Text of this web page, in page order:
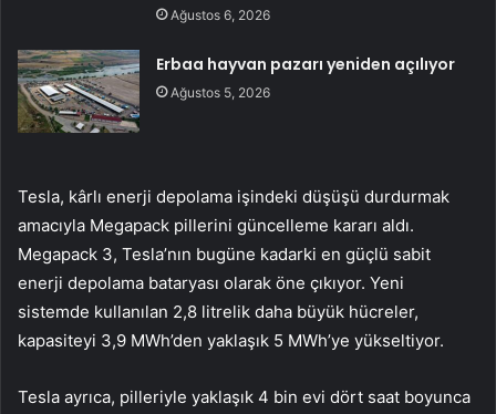
Ağustos 6, 2026
Erbaa hayvan pazarı yeniden açılıyor
Ağustos 5, 2026
Tesla, kârlı enerji depolama işindeki düşüşü durdurmak
amacıyla Megapack pillerini güncelleme kararı aldı.
Megapack 3, Tesla’nın bugüne kadarki en güçlü sabit
enerji depolama bataryası olarak öne çıkıyor. Yeni
sistemde kullanılan 2,8 litrelik daha büyük hücreler,
kapasiteyi 3,9 MWh’den yaklaşık 5 MWh’ye yükseltiyor.
Tesla ayrıca, pilleriyle yaklaşık 4 bin evi dört saat boyunca